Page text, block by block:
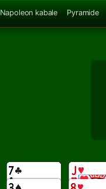
Napoleon kabale Pyramide